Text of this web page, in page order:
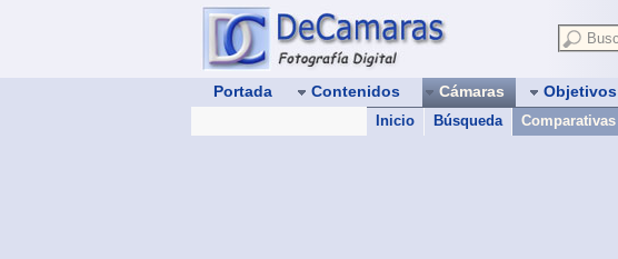
Portada Contenidos Cámaras
Inicio Búsqueda Comparativas
Objetivos